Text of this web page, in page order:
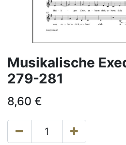
Musikalische
279-281
8,60 €